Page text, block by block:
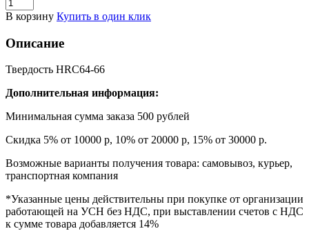
В корзину Купить в один клик
Описание
Твердость HRC64-66
Дополнительная информация:
Минимальная сумма заказа 500 рублей
Скидка 5% от 10000 р, 10% от 20000 р, 15% от 30000 р.
Возможные варианты получения товара: самовывоз, курьер,
транспортная компания
*Указанные цены действительны при покупке от организации
работающей на УСН без НДС, при выставлении счетов с НДС
к сумме товара добавляется 14%